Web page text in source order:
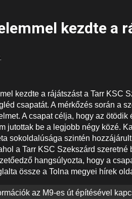
kezdte a
kezdte a rájátszást a Tarr KSC
csapatát. A mérkőzés során a
A csapat célja, hogy az
jutottak be a legjobb négy közé.
sokoldalúsága szintén
a Tarr KSC Szekszárd
hangsúlyozta, hogy a
össze a Tolna megyei hírek
az M9-es út építésével